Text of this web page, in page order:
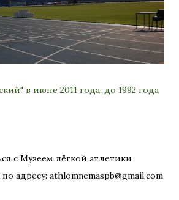
в июне 2011 года; до 1992 года
с Музеем лёгкой атлетики
адресу: athlomnemaspb@gmail.com